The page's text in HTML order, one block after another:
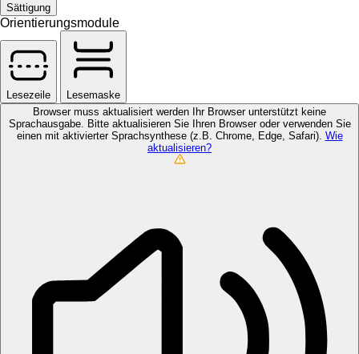
Sättigung
Orientierungsmodule
Lesezeile
Lesemaske
Browser muss aktualisiert werden Ihr Browser unterstützt keine
Sprachausgabe. Bitte aktualisieren Sie Ihren Browser oder verwenden Sie
einen mit aktivierter Sprachsynthese (z.B. Chrome, Edge, Safari). Wie
aktualisieren?